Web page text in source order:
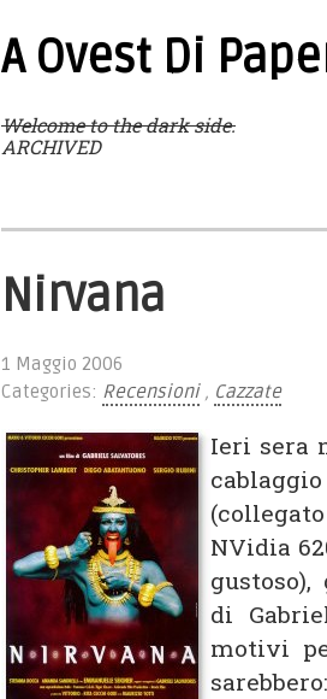
A Ovest Di
Welcome to the dark side.
ARCHIVED
Nirvana
1 Maggio 2006
Categories: Recensioni, Cazzate
Ieri sera
NVidia
di
motivi
sarebbero: